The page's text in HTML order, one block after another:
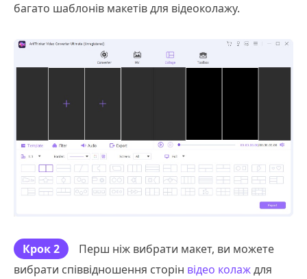
багато шаблонів макетів для відеоколажу.
Крок 2
Перш ніж вибрати макет, ви можете
вибрати співвідношення сторін відео колаждля